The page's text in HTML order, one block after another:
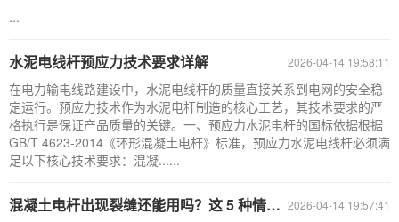
...
2026-04-14 19:58:11
水泥电线杆预应力技术要求详解
在电力输电线路建设中，水泥电线杆的质量直接关系到电网的安全稳
定运行。预应力技术作为水泥电杆制造的核心工艺，其技术要求的严
格执行是保证产品质量的关键。一、预应力水泥电杆的国标依据根据
GB/T 4623-2014《环形混凝土电杆》标准，预应力水泥电线杆必须满
足以下核心技术要求：混凝......
2026-04-14 19:57:41
混凝土电杆出现裂缝还能用吗？这 5 种情况要报废